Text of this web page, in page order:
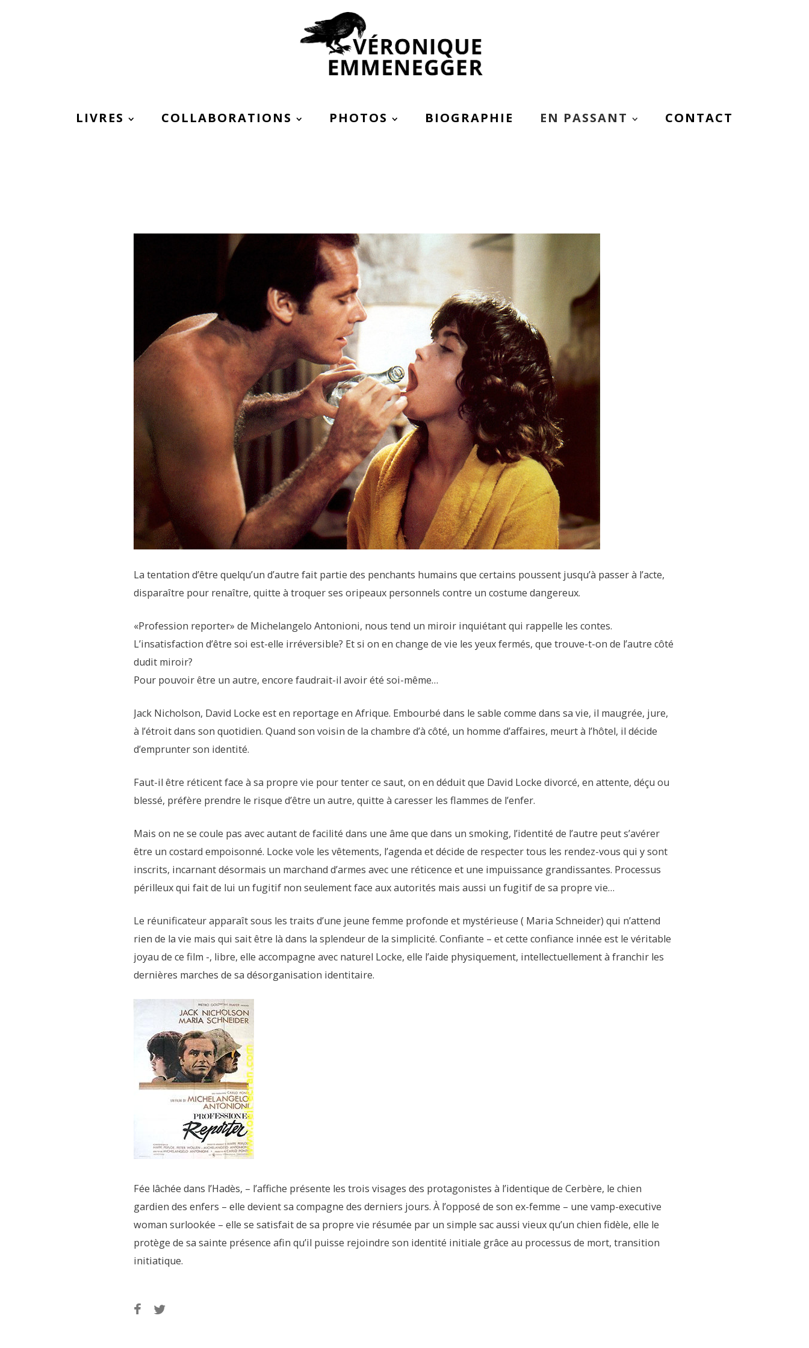
LIVRES COLLABORATIONS PHOTOS BIOGRAPHIE EN PASSANT CONTACT
La tentation d’être quelqu’un d’autre fait partie des penchants humains que certains poussent jusqu’à passer à l’acte,
disparaître pour renaître, quitte à troquer ses oripeaux personnels contre un costume dangereux.
«Profession reporter» de Michelangelo Antonioni, nous tend un miroir inquiétant qui rappelle les contes.
L’insatisfaction d’être soi est-elle irréversible? Et si on en change de vie les yeux fermés, que trouve-t-on de l’autre côté
dudit miroir?
Pour pouvoir être un autre, encore faudrait-il avoir été soi-même…
Jack Nicholson, David Locke est en reportage en Afrique. Embourbé dans le sable comme dans sa vie, il maugrée, jure,
à l’étroit dans son quotidien. Quand son voisin de la chambre d’à côté, un homme d’affaires, meurt à l’hôtel, il décide
d’emprunter son identité.
Faut-il être réticent face à sa propre vie pour tenter ce saut, on en déduit que David Locke divorcé, en attente, déçu ou
blessé, préfère prendre le risque d’être un autre, quitte à caresser les flammes de l’enfer.
Mais on ne se coule pas avec autant de facilité dans une âme que dans un smoking, l’identité de l’autre peut s’avérer
être un costard empoisonné. Locke vole les vêtements, l’agenda et décide de respecter tous les rendez-vous qui y sont
inscrits, incarnant désormais un marchand d’armes avec une réticence et une impuissance grandissantes. Processus
périlleux qui fait de lui un fugitif non seulement face aux autorités mais aussi un fugitif de sa propre vie…
Le réunificateur apparaît sous les traits d’une jeune femme profonde et mystérieuse ( Maria Schneider) qui n’attend
rien de la vie mais qui sait être là dans la splendeur de la simplicité. Confiante – et cette confiance innée est le véritable
joyau de ce film -, libre, elle accompagne avec naturel Locke, elle l’aide physiquement, intellectuellement à franchir les
dernières marches de sa désorganisation identitaire.
Fée lâchée dans l’Hadès, – l’affiche présente les trois visages des protagonistes à l’identique de Cerbère, le chien
gardien des enfers – elle devient sa compagne des derniers jours. À l’opposé de son ex-femme – une vamp-executive
woman surlookée – elle se satisfait de sa propre vie résumée par un simple sac aussi vieux qu’un chien fidèle, elle le
protège de sa sainte présence afin qu’il puisse rejoindre son identité initiale grâce au processus de mort, transition
initiatique.